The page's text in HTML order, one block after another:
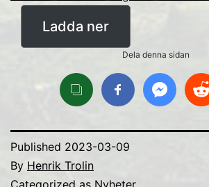
Ladda ner
Dela denna sidan
Published 2023-03-09
By Henrik Trolin
Categorized as Nyheter